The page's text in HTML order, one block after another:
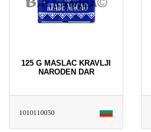
125 G MASLAC KRAVLJI
NARODEN DAR
1010110030